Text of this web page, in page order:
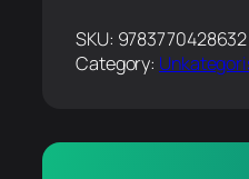
SKU: 9783770428632
Category: